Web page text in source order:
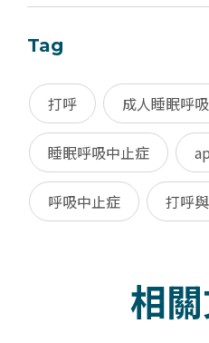
Tag
打呼 成人睡眠呼
睡眠呼吸中止症
呼吸中止症 打呼
相